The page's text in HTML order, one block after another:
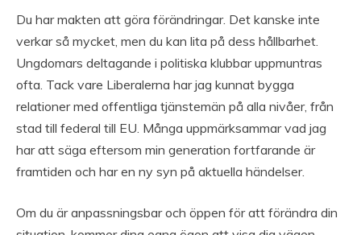
Du har makten att göra förändringar. Det kanske inte
verkar så mycket, men du kan lita på dess hållbarhet.
Ungdomars deltagande i politiska klubbar uppmuntras
ofta. Tack vare Liberalerna har jag kunnat bygga
relationer med offentliga tjänstemän på alla nivåer, från
stad till federal till EU. Många uppmärksammar vad jag
har att säga eftersom min generation fortfarande är
framtiden och har en ny syn på aktuella händelser.
Om du är anpassningsbar och öppen för att förändra din